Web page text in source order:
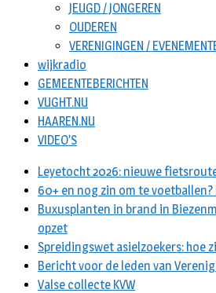
JEUGD / JONGEREN
OUDEREN
VERENIGINGEN /
wijkradio
GEMEENTEBERICHTEN
VUGHT.NU
HAAREN.NU
VIDEO’S
Leyetocht 2026: nieuwe
60+ en nog zin om te
Buxusplanten in brand in
opzet
Spreidingswet asielzoekers: hoe
Bericht voor de leden van
Valse collecte KVW